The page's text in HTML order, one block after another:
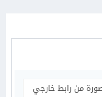
من رابط خارجي